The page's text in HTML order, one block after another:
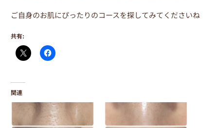
ご自身のお肌にぴったりのコースを探してみてくださいね
共有:
関連